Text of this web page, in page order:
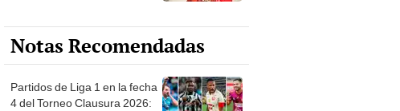
Notas Recomendadas
Partidos de Liga 1 en la fecha
4 del Torneo Clausura 2026: